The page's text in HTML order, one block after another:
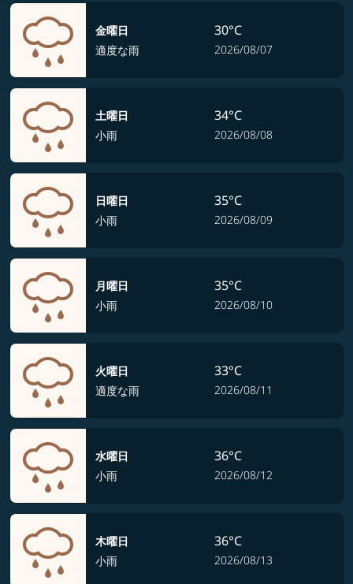
金曜日
適度な雨
30°C
2026/08/07
土曜日
小雨
34°C
2026/08/08
日曜日
小雨
35°C
2026/08/09
月曜日
小雨
35°C
2026/08/10
火曜日
適度な雨
33°C
2026/08/11
水曜日
小雨
36°C
2026/08/12
木曜日
小雨
36°C
2026/08/13